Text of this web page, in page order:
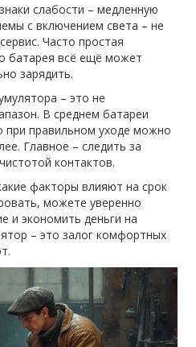
слабости – медленную
с включением света – не
Часто простая
батарея всё ещё может
зарядить.
– это не
В среднем батареи
при правильном уходе можно
Главное – следить за
контактов.
факторы влияют на срок
можете уверенно
и экономить деньги на
– это залог комфортных